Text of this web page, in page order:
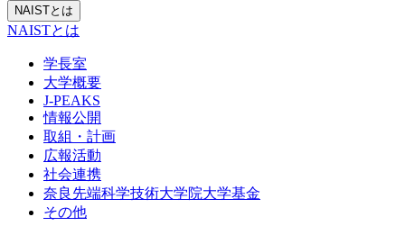
NAISTとは
NAISTとは
学長室
大学概要
J-PEAKS
情報公開
取組・計画
広報活動
社会連携
奈良先端科学技術大学院大学基金
その他